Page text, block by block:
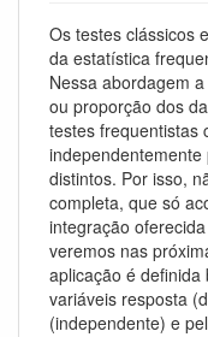
Os testes clássicos
da estatística
Nessa abordagem
ou proporção dos
testes frequentistas
distintos. Por isso,
completa, que só
integração
veremos nas
aplicação é
variáveis resposta
(independente) e